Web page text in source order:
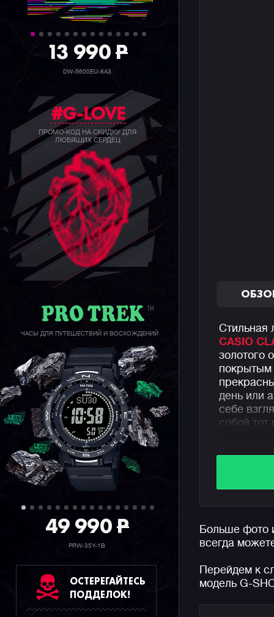
39 990P
GW-B5600BC-1B
#G-LOVE
ПРОМО-КОД НА СКИДКУ ДЛЯ
ЛЮБЯЩИХ СЕРДЕЦ
ЧАСЫ ДЛЯ ПУТЕШЕСТВИЙ И ВОСХОЖДЕНИЙ
49 990P
PRW-35Y-1B
ОСТЕРЕГАЙТЕСЬ
ПОДДЕЛОК!
Стильная
CASIO
золотого
покрытым
день или
себе
собой тот
брызг.
простым
подходит
Больше фото
всегда
Перейдем к
модель G-